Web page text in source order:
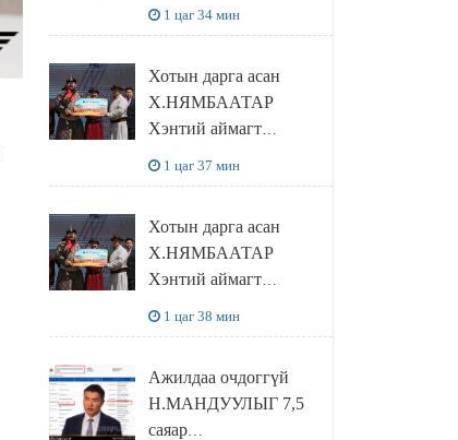
1 цаг 34 мин
Хотын дарга асан
Х.НЯМБААТАР
Хэнтий аймагт
1 цаг 37 мин
Хотын дарга асан
Х.НЯМБААТАР
Хэнтий аймагт
1 цаг 38 мин
Ажилдаа очдоггүй
Н.МАНДУУЛЫГ 7,5
саяар